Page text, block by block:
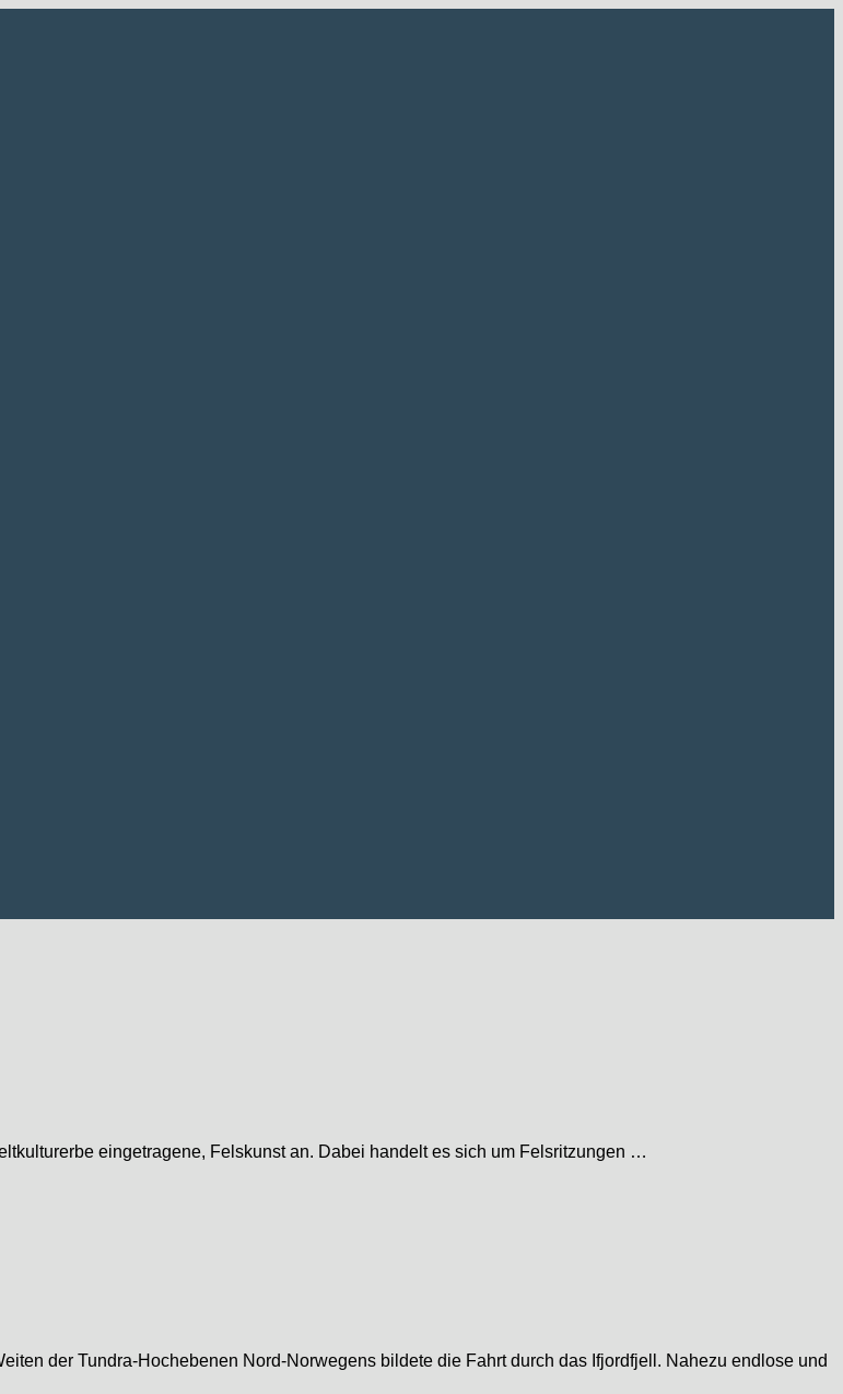
eingetragene, Felskunst an. Dabei handelt es sich um Felsritzungen …
der Tundra-Hochebenen Nord-Norwegens bildete die Fahrt durch das Ifjordfjell. Nahezu endlose und